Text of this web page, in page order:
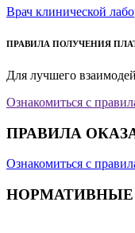
Врач клинической
ПРАВИЛА ПОЛУЧЕНИЯ
Для лучшего
Ознакомиться с
ПРАВИЛА
Ознакомиться с